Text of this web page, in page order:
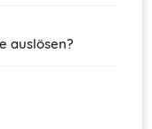
auslösen?